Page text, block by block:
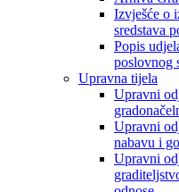
Izvješće o
sredstava
Popis
poslovnog
Upravna tijela
Upravni
Upravni
nabavu i
Upravni